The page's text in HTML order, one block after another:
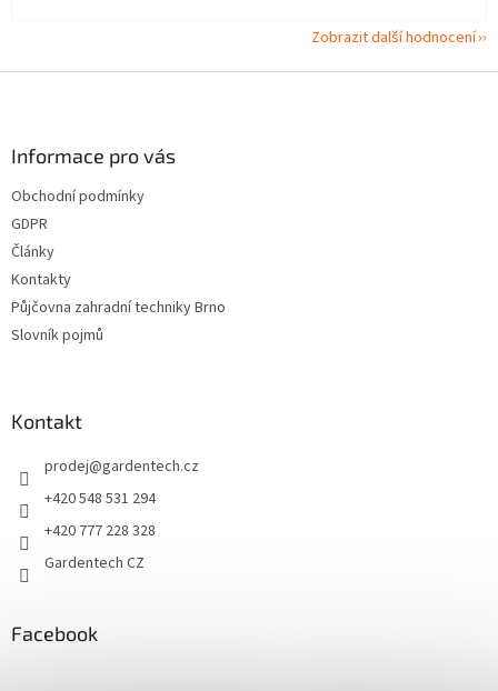
Zobrazit další hodnocení
Informace pro vás
Obchodní podmínky
GDPR
Články
Kontakty
Půjčovna zahradní techniky Brno
Slovník pojmů
Kontakt
prodej@gardentech.cz
+420 548 531 294
+420 777 228 328
Gardentech CZ
Facebook